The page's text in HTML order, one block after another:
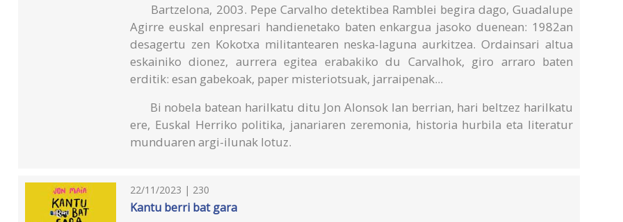
Bartzelona, 2003. Pepe Carvalho detektibea Ramblei begira dago, Guadalupe
Agirre euskal enpresari handienetako baten enkargua jasoko duenean: 1982an
desagertu zen Kokotxa militantearen neska-laguna aurkitzea. Ordainsari altua
eskainiko dionez, aurrera egitea erabakiko du Carvalhok, giro arraro baten
erditik: esan gabekoak, paper misteriotsuak, jarraipenak...
Bi nobela batean harilkatu ditu Jon Alonsok lan berrian, hari beltzez harilkatu
ere, Euskal Herriko politika, janariaren zeremonia, historia hurbila eta literatur
munduaren argi-ilunak lotuz.
22/11/2023 | 230
Kantu berri bat gara